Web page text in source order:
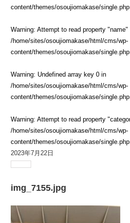
content/themes/osoujiomakase/single.php
Warning: Attempt to read property "name"
/home/sites/osoujiomakase/html/cms/wp-
content/themes/osoujiomakase/single.php
Warning: Undefined array key 0 in
/home/sites/osoujiomakase/html/cms/wp-
content/themes/osoujiomakase/single.php
Warning: Attempt to read property
/home/sites/osoujiomakase/html/cms/wp-
content/themes/osoujiomakase/single.php
2023年7月22日
img_7155.jpg